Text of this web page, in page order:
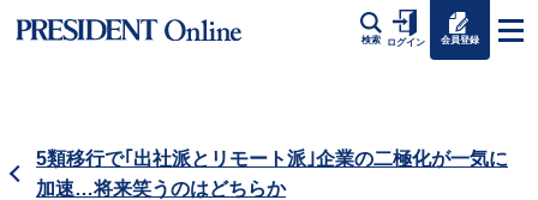
検索 ログイン 会員登録
5類移行で｢出社派とリモート派｣企業の二極化が一気に
加速…将来笑うのはどちらか